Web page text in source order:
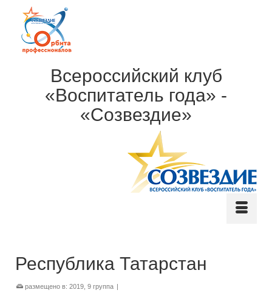
Всероссийский клуб
«Воспитатель года» -
«Созвездие»
Республика Татарстан
размещено в: 2019 9 группа |